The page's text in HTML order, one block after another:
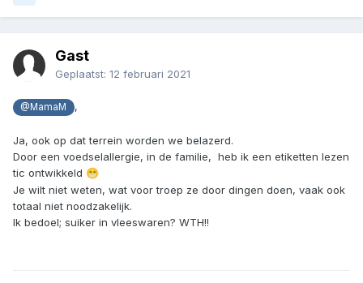
Gast
Geplaatst: 12 februari 2021
@MamaM ,
Ja, ook op dat terrein worden we belazerd.
Door een voedselallergie, in de familie, heb ik een etiketten lezen
tic ontwikkeld 😁
Je wilt niet weten, wat voor troep ze door dingen doen, vaak ook
totaal niet noodzakelijk.
Ik bedoel; suiker in vleeswaren? WTH!!